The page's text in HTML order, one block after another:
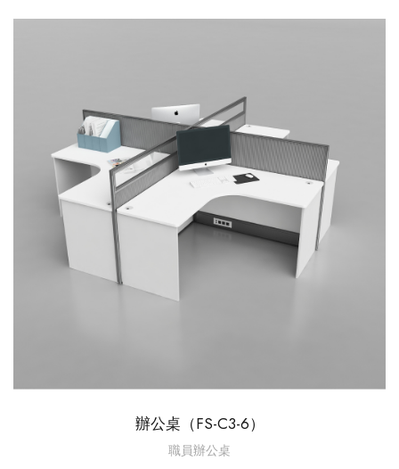
辦公桌（FS-C3-6）
職員辦公桌